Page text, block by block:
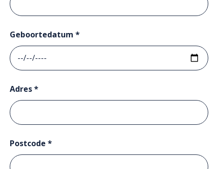
Geboortedatum *
Adres *
Postcode *